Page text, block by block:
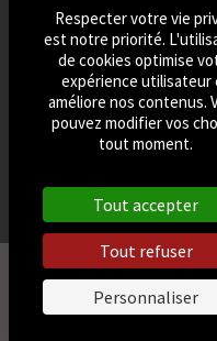
2026, Tous droits
Politique de confidentialité
Respecter votre vie
est notre priorité.
de cookies optimise
expérience utilisateur
améliore nos contenus.
pouvez modifier vos
tout moment.
Tout accepter
Tout refuser
Personnaliser